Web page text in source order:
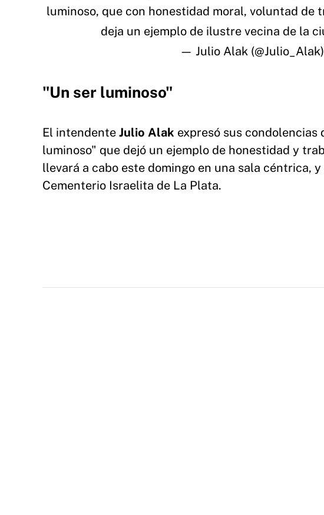
luminoso, que con honestidad moral, voluntad de
deja un ejemplo de ilustre vecina de la
— Julio Alak (@Julio_Alak)
"Un ser luminoso"
El intendente Julio Alak expresó sus condolencias
luminoso" que dejó un ejemplo de honestidad y
llevará a cabo este domingo en una sala céntrica,
Cementerio Israelita de La Plata.